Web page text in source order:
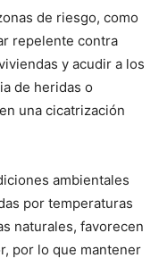
de riesgo, como
repelente contra
y acudir a los
de heridas o
una cicatrización
ambientales
por temperaturas
naturales, favorecen
por lo que mantener